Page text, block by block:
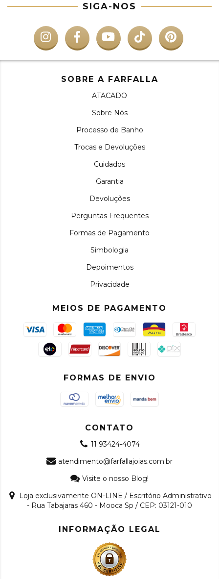
SIGA-NOS
SOBRE A FARFALLA
ATACADO
Sobre Nós
Processo de Banho
Trocas e Devoluções
Cuidados
Garantia
Devoluções
Perguntas Frequentes
Formas de Pagamento
Simbologia
Depoimentos
Privacidade
MEIOS DE PAGAMENTO
FORMAS DE ENVIO
CONTATO
11 93424-4074
atendimento@farfallajoias.com.br
Visite o nosso Blog!
Loja exclusivamente ON-LINE / Escritório Administrativo
- Rua Tabajaras 460 - Mooca Sp / CEP: 03121-010
INFORMAÇÃO LEGAL